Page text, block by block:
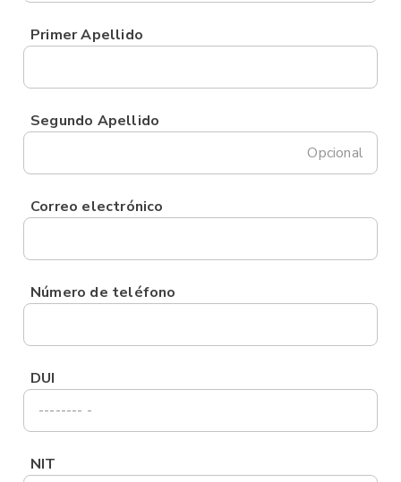
Primer Apellido
Segundo Apellido
Opcional
Correo electrónico
Número de teléfono
DUI
NIT